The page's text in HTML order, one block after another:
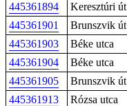
445361894 Keresztúri út
445361901
Brunszvik út
445361903
Béke utca
445361904
Béke utca
445361905
Brunszvik út
445361913
Rózsa utca